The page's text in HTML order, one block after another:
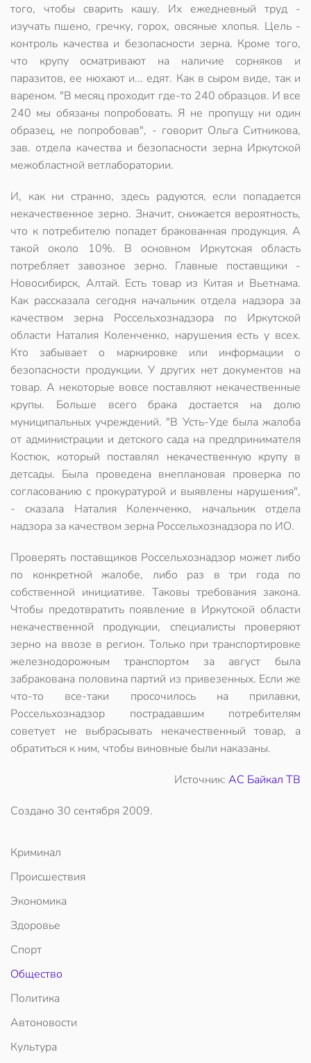
того, чтобы сварить кашу. Их ежедневный труд -
изучать пшено, гречку, горох, овсяные хлопья. Цель -
контроль качества и безопасности зерна. Кроме того,
что крупу осматривают на наличие сорняков и
паразитов, ее нюхают и... едят. Как в сыром виде, так и
вареном. "В месяц проходит где-то 240 образцов. И все
240 мы обязаны попробовать. Я не пропущу ни один
образец, не попробовав", - говорит Ольга Ситникова,
зав. отдела качества и безопасности зерна Иркутской
межобластной ветлаборатории.
И, как ни странно, здесь радуются, если попадается
некачественное зерно. Значит, снижается вероятность,
что к потребителю попадет бракованная продукция. А
такой около 10%. В основном Иркутская область
потребляет завозное зерно. Главные поставщики -
Новосибирск, Алтай. Есть товар из Китая и Вьетнама.
Как рассказала сегодня начальник отдела надзора за
качеством зерна Россельхознадзора по Иркутской
области Наталия Коленченко, нарушения есть у всех.
Кто забывает о маркировке или информации о
безопасности продукции. У других нет документов на
товар. А некоторые вовсе поставляют некачественные
крупы. Больше всего брака достается на долю
муниципальных учреждений. "В Усть-Уде была жалоба
от администрации и детского сада на предпринимателя
Костюк, который поставлял некачественную крупу в
детсады. Была проведена внеплановая проверка по
согласованию с прокуратурой и выявлены нарушения",
- сказала Наталия Коленченко, начальник отдела
надзора за качеством зерна Россельхознадзора по ИО.
Проверять поставщиков Россельхознадзор может либо
по конкретной жалобе, либо раз в три года по
собственной инициативе. Таковы требования закона.
Чтобы предотвратить появление в Иркутской области
некачественной продукции, специалисты проверяют
зерно на ввозе в регион. Только при транспортировке
железнодорожным транспортом за август была
забракована половина партий из привезенных. Если же
что-то все-таки просочилось на прилавки,
Россельхознадзор пострадавшим потребителям
советует не выбрасывать некачественный товар, а
обратиться к ним, чтобы виновные были наказаны.
Источник: АС Байкал ТВ
Создано 30 сентября 2009.
Криминал
Происшествия
Экономика
Здоровье
Спорт
Общество
Политика
Автоновости
Культура